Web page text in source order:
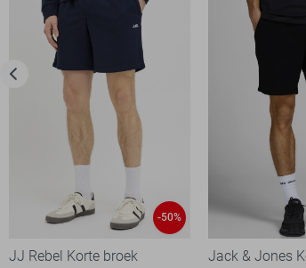
-50%
JJ Rebel Korte broek
Jack & Jones